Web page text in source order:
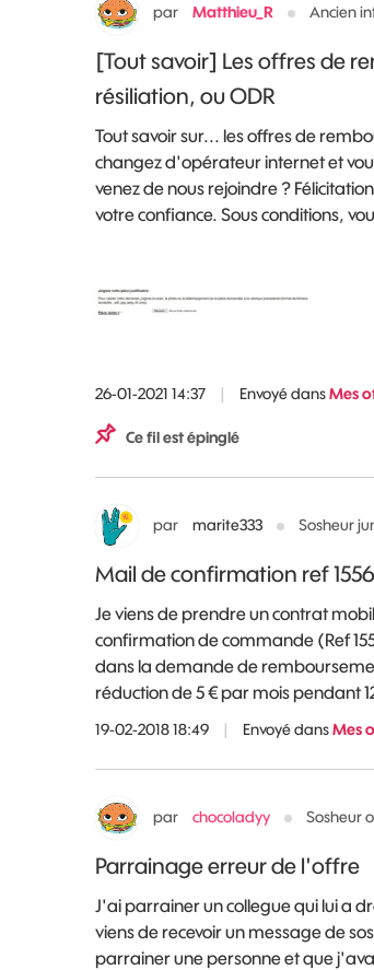
[Tout savoir] Les offres de
résiliation, ou ODR
Tout savoir sur... les offres de
changez d'opérateur internet et
venez de nous rejoindre ?
votre confiance. Sous conditions,
26-01-2021 14:37 | Envoyé dansMes
Ce fil est épinglé
par Matthieu_R Ancien
Mail de confirmation ref
Je viens de prendre un contrat
confirmation de commande (Ref
dans la demande de
réduction de 5 € par mois pendant
19-02-2018 18:49 | Envoyé dansMes
par marite333 Sosheur
Parrainage erreur de l'offre
J'ai parrainer un collegue qui lui a
viens de recevoir un message de
parrainer une personne et que
par chocoladyy Sosheur